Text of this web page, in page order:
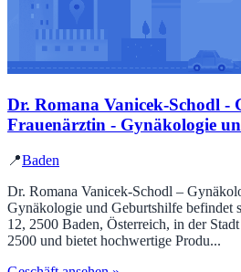
Dr. Romana Vanicek-Schodl -
Frauenärztin - Gynäkologie
📍Baden
Dr. Romana Vanicek-Schodl –
Gynäkologie und Geburtshilfe befindet
12, 2500 Baden, Österreich, in der
2500 und bietet hochwertige Produ...